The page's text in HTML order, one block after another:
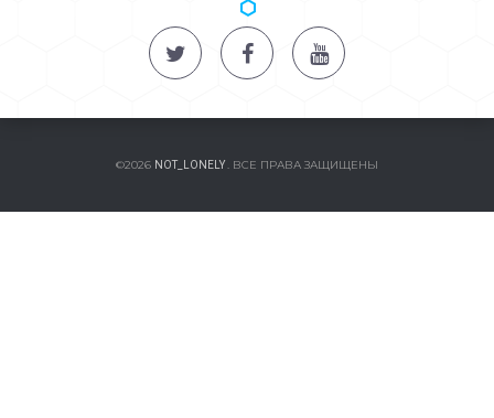
©2026 NOT_LONELY. ВСЕ ПРАВА ЗАЩИЩЕНЫ